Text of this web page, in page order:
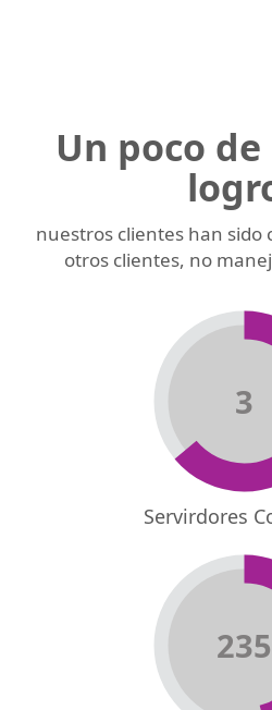
Un poco
nuestros clientes han sido
otros clientes, no
3
Servirdores
235